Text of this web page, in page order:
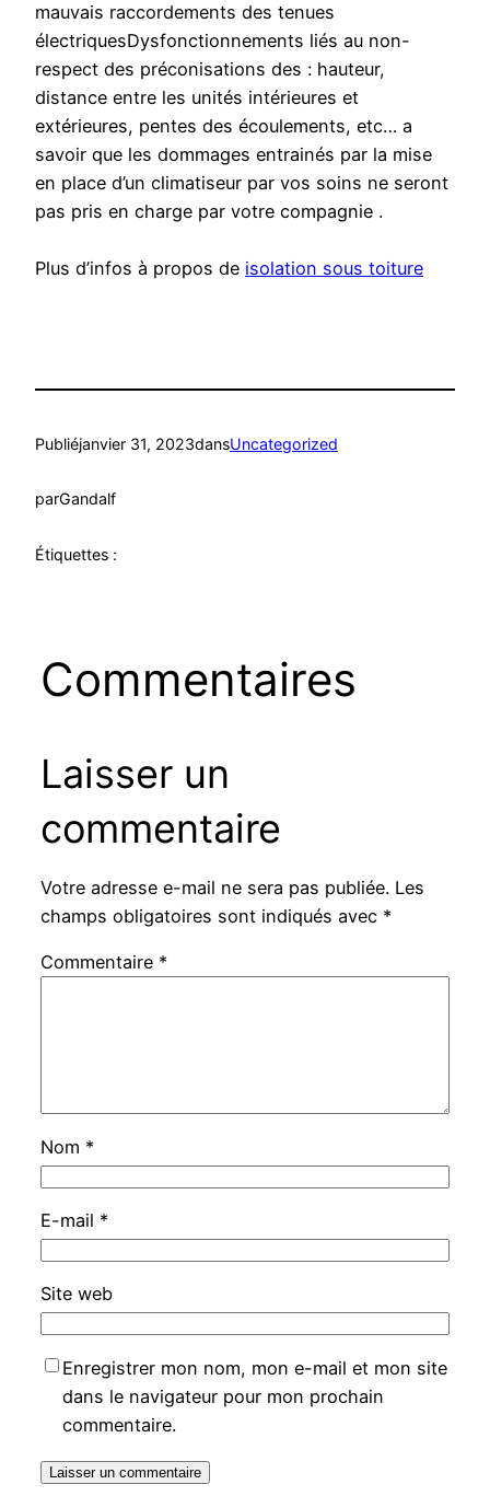
mauvais raccordements des tenues
électriquesDysfonctionnements liés au non-
respect des préconisations des : hauteur,
distance entre les unités intérieures et
extérieures, pentes des écoulements, etc… a
savoir que les dommages entrainés par la mise
en place d’un climatiseur par vos soins ne seront
pas pris en charge par votre compagnie .
Plus d’infos à propos de isolation sous toiture
Publiéjanvier 31, 2023dansUncategorized
parGandalf
Étiquettes :
Commentaires
Laisser un
commentaire
Votre adresse e-mail ne sera pas publiée. Les
champs obligatoires sont indiqués avec *
Commentaire *
Nom *
E-mail *
Site web
Enregistrer mon nom, mon e-mail et mon site
dans le navigateur pour mon prochain
commentaire.